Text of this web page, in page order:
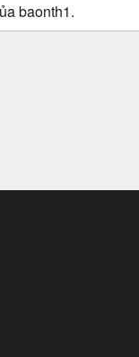
baonth1.